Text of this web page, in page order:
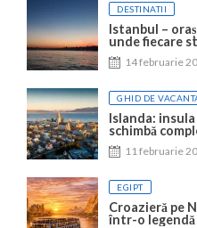
DESTINATII
Istanbul –
unde fiecare
14 februarie
GHID DE
Islanda:
schimbă
11 februarie
EGIPT
Croazieră pe
într-o legendă